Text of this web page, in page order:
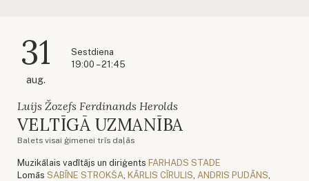
31
aug.
Sestdiena
19:00 – 21:45
Luijs Žozefs Ferdinands Herolds
VELTĪGĀ UZMANĪBA
Balets visai ģimenei trīs daļās
Muzikālais vadītājs un diriģents FARHADS STADE
Lomās SABĪNE STROKŠA KĀRLIS CĪRULIS ANDRIS PUDĀNS